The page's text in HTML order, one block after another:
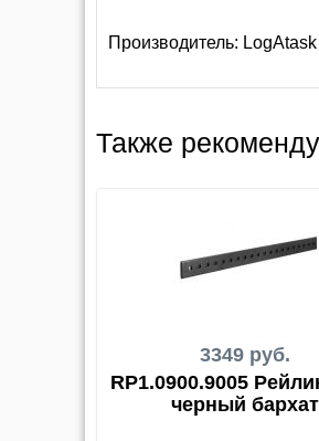
Производитель: LogAtask
Также
3349 руб.
RP1.0900.9005
черный бархат